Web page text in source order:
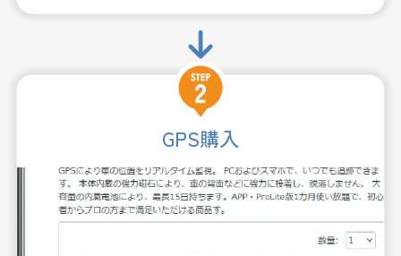
GPS購入